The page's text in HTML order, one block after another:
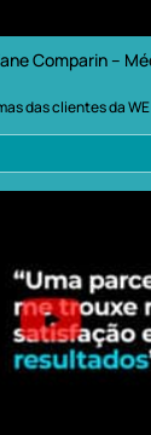
Comparin –
das clientes da